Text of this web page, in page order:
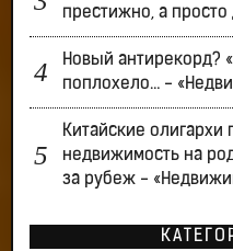
престижно, а
Новый антирекорд?
поплохело… -
Китайские олигархи
недвижимость на
за рубеж -